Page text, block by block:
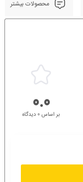
محصولات بیشتر
0.0بر اساس 0 دیدگاه